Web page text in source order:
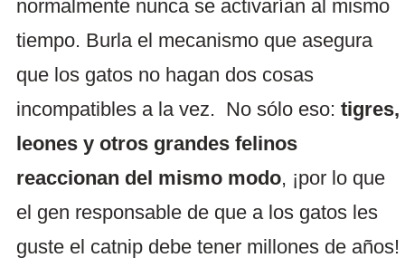
normalmente nunca se activarían al mismo
tiempo. Burla el mecanismo que asegura
que los gatos no hagan dos cosas
incompatibles a la vez. No sólo eso: tigres,
leones y otros grandes felinos
reaccionan del mismo modo, ¡por lo que
el gen responsable de que a los gatos les
guste el catnip debe tener millones de años!